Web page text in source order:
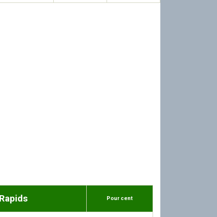
Pour cent